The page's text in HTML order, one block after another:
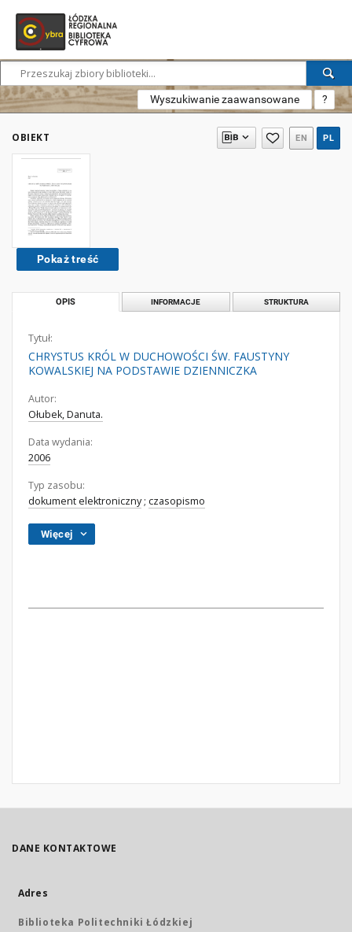
Wyszukiwanie zaawansowane ?
OBIEKT EN PL
Pokaż treść
OPIS INFORMACJE STRUKTURA
Tytuł:
CHRYSTUS KRÓL W DUCHOWOŚCI ŚW. FAUSTYNY
KOWALSKIEJ NA PODSTAWIE DZIENNICZKA
Autor:
Ołubek, Danuta.
Data wydania:
2006
Typ zasobu:
dokument elektroniczny; czasopismo
Więcej
DANE KONTAKTOWE
Adres
Biblioteka Politechniki Łódzkiej